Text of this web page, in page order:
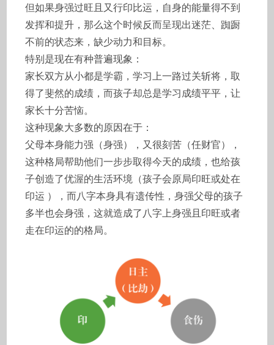
但如果身强过旺且又行印比运，自身的能量得不到
发挥和提升，那么这个时候反而呈现出迷茫、踟蹰
不前的状态来，缺少动力和目标。
特别是现在有种普遍现象：
家长双方从小都是学霸，学习上一路过关斩将，取
得了斐然的成绩，而孩子却总是学习成绩平平，让
家长十分苦恼。
这种现象大多数的原因在于：
父母本身能力强（身强），又很刻苦（任财官），
这种格局帮助他们一步步取得今天的成绩，也给孩
子创造了优渥的生活环境（孩子会原局印旺或处在
印运 ），而八字本身具有遗传性，身强父母的孩子
多半也会身强，这就造成了八字上身强且印旺或者
走在印运的的格局。